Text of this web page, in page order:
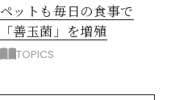
ペットも毎日の食事で
「善玉菌」を増殖
TOPICS